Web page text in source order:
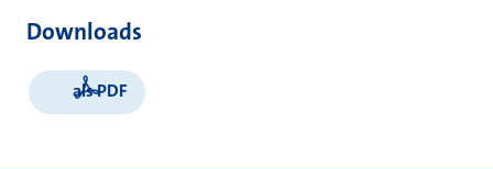
Downloads
als PDF